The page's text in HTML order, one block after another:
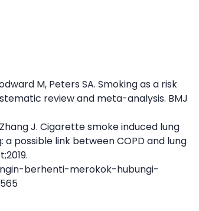
M, Peters SA. Smoking as a risk
review and meta-analysis. BMJ
Zhang J. Cigarette smoke induced lung
possible link between COPD and lung
berhenti-merokok-hubungi-